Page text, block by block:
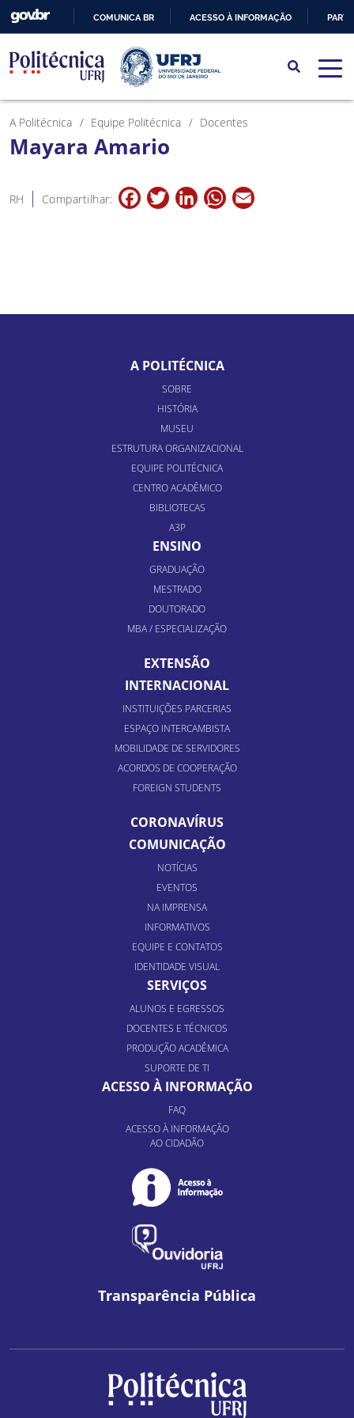
PARA
O
CONTEÚDO
COMUNICA BR ACESSO À INFORMAÇÃO
A Politécnica Equipe Politécnica Docentes
Mayara Amario
RH Compartilhar: FacebookTwitterLinkedInWhatsApp
A POLITÉCNICA
SOBRE
HISTÓRIA
MUSEU
ESTRUTURA ORGANIZACIONAL
EQUIPE POLITÉCNICA
CENTRO ACADÊMICO
BIBLIOTECAS
A3P
ENSINO
GRADUAÇÃO
MESTRADO
DOUTORADO
MBA / ESPECIALIZAÇÃO
EXTENSÃO
INTERNACIONAL
INSTITUIÇÕES PARCERIAS
ESPAÇO INTERCAMBISTA
MOBILIDADE DE SERVIDORES
ACORDOS DE COOPERAÇÃO
FOREIGN STUDENTS
CORONAVÍRUS
COMUNICAÇÃO
NOTÍCIAS
EVENTOS
NA IMPRENSA
INFORMATIVOS
EQUIPE E CONTATOS
IDENTIDADE VISUAL
SERVIÇOS
ALUNOS E EGRESSOS
DOCENTES E TÉCNICOS
PRODUÇÃO ACADÊMICA
SUPORTE DE TI
ACESSO À INFORMAÇÃO
FAQ
ACESSO À INFORMAÇÃO
AO CIDADÃO
Transparência Pública